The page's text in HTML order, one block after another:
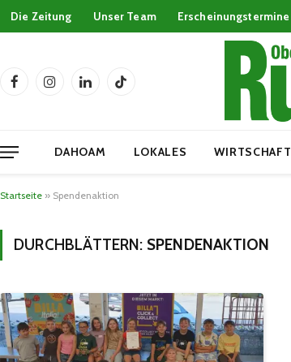
Die Zeitung Unser Team Erscheinungstermine
FacebookInstagramLinkedInTikTok
DAHOAM LOKALES WIRTSCHAFT
Startseite » Spendenaktion
DURCHBLÄTTERN: SPENDENAKTION